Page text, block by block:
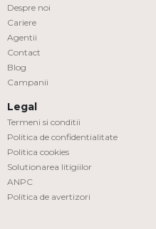
Despre noi
Cariere
Agentii
Contact
Blog
Campanii
Legal
Termeni si conditii
Politica de confidentialitate
Politica cookies
Solutionarea litigiilor
ANPC
Politica de avertizori